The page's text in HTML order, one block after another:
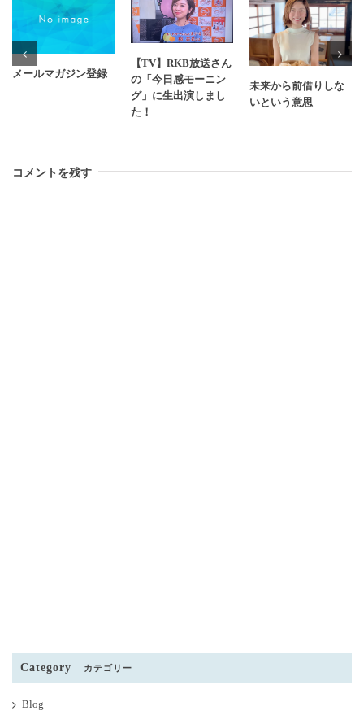
メールマガジン登録
【TV】RKB放送さん
の「今日感モーニン
グ」に生出演しまし
た！
未来から前借りしな
いという意思
コメントを残す
Category カテゴリー
Blog